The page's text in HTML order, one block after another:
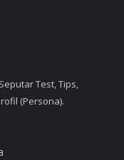
Test, Tips,
(Persona).